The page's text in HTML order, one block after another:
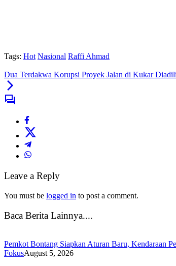
Tags: Hot Nasional Raffi Ahmad
Dua Terdakwa Korupsi Proyek Jalan di Kukar
Leave a Reply
You must be logged in to post a comment.
Baca Berita Lainnya....
Pemkot Bontang Siapkan Aturan Baru, Kendaraan
FokusAugust 5, 2026